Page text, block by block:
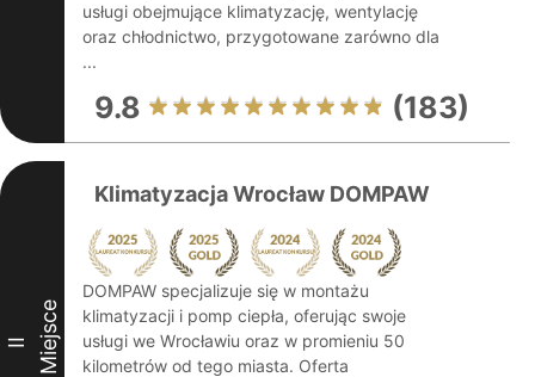
usługi obejmujące klimatyzację, wentylację
oraz chłodnictwo, przygotowane zarówno dla
...
9.8 (183)
II Miejsce
Klimatyzacja Wrocław DOMPAW
DOMPAW specjalizuje się w montażu
klimatyzacji i pomp ciepła, oferując swoje
usługi we Wrocławiu oraz w promieniu 50
kilometrów od tego miasta. Oferta